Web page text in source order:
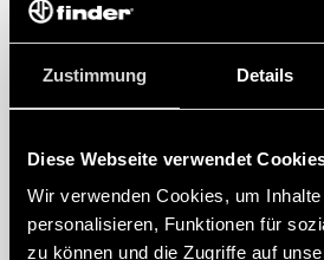
Zustimmung Details
Diese Webseite verwendet
Wir verwenden Cookies, um
personalisieren, Funktionen für
zu können und die Zugriffe auf